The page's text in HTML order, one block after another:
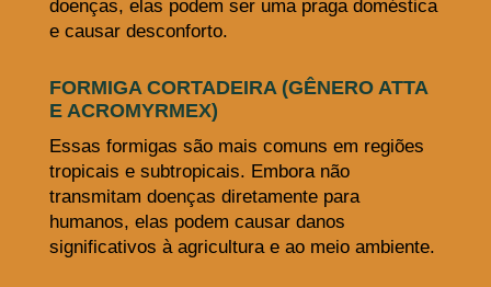
doenças, elas podem ser uma praga doméstica
e causar desconforto.
FORMIGA CORTADEIRA (GÊNERO ATTA
E ACROMYRMEX)
Essas formigas são mais comuns em regiões
tropicais e subtropicais. Embora não
transmitam doenças diretamente para
humanos, elas podem causar danos
significativos à agricultura e ao meio ambiente.